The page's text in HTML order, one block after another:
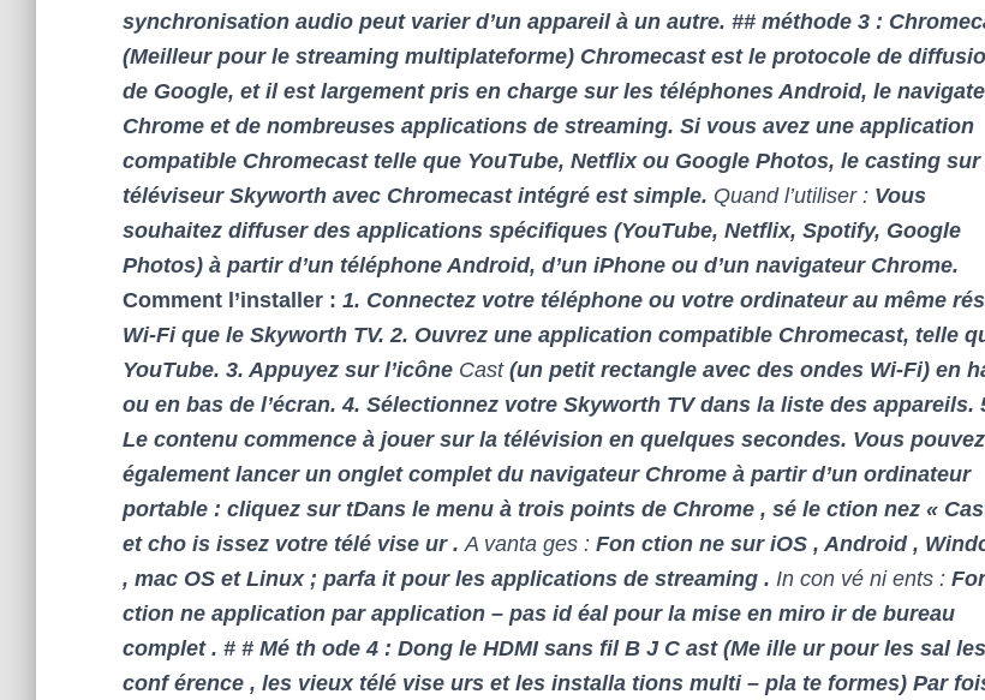
synchronisation audio peut varier d’un appareil à un autre. ## méthode 3 :
(Meilleur pour le streaming multiplateforme) Chromecast est le protocole de
de Google, et il est largement pris en charge sur les téléphones Android, le
Chrome et de nombreuses applications de streaming. Si vous avez une application
compatible Chromecast telle que YouTube, Netflix ou Google Photos, le casting sur
téléviseur Skyworth avec Chromecast intégré est simple. Quand l’utiliser : Vous
souhaitez diffuser des applications spécifiques (YouTube, Netflix, Spotify, Google
Photos) à partir d’un téléphone Android, d’un iPhone ou d’un navigateur Chrome.
Comment l’installer : 1. Connectez votre téléphone ou votre ordinateur au même
Wi-Fi que le Skyworth TV. 2. Ouvrez une application compatible Chromecast, telle
YouTube. 3. Appuyez sur l’icône Cast(un petit rectangle avec des ondes Wi-Fi) en
ou en bas de l’écran. 4. Sélectionnez votre Skyworth TV dans la liste des appareils.
Le contenu commence à jouer sur la télévision en quelques secondes. Vous pouvez
également lancer un onglet complet du navigateur Chrome à partir d’un ordinateur
portable : cliquez sur tDans le menu à trois points de Chrome , sé le ction nez «
et cho is issez votre télé vise ur . A vanta ges : Fon ction ne sur iOS , Android ,
, mac OS et Linux ; parfa it pour les applications de streaming . In con vé ni ents :
ction ne application par application – pas id éal pour la mise en miro ir de bureau
complet . # # Mé th ode 4 : Dong le HDMI sans fil B J C ast (Me ille ur pour les sal
conf érence , les vieux télé vise urs et les installa tions multi – pla te formes) Par